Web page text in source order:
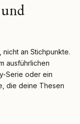
an Stichpunkte.
ausführlichen
Serie oder ein
die deine Thesen